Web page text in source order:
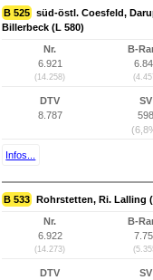
B 525 süd-östl. Coesfeld,
Billerbeck (L 580)
Nr.
6.921
(14.258)
B-
DTV
8.787
SV
598
Infos...
B 533 Rohrstetten, Ri. Lalling
Nr.
6.922
(14.273)
B-
DTV
SV